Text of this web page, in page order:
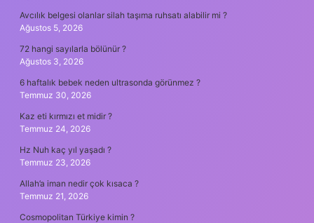
Avcılık belgesi olanlar silah taşıma ruhsatı alabilir mi ?
Ağustos 5, 2026
72 hangi sayılarla bölünür ?
Ağustos 3, 2026
6 haftalık bebek neden ultrasonda görünmez ?
Temmuz 30, 2026
Kaz eti kırmızı et midir ?
Temmuz 24, 2026
Hz Nuh kaç yıl yaşadı ?
Temmuz 23, 2026
Allah’a iman nedir çok kısaca ?
Temmuz 21, 2026
Cosmopolitan Türkiye kimin ?